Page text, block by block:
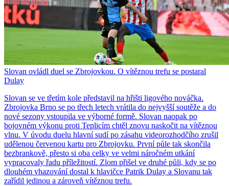
Slovan ovládl duel se Zbrojovkou. O vítěznou trefu se postaral
Dulay
Slovan se ve třetím kole představil na hřišti ligového nováčka.
Zbrojovka Brno se po třech letech vrátila do nejvyšší soutěže a do
nové sezony vstoupila ve výborné formě. Slovan naopak po
bojovném výkonu proti Teplicím chtěl znovu naskočit na vítěznou
vlnu. V úvodu duelu hlavní sudí po zásahu videorozhodčího zrušil
udělenou červenou kartu pro Zbrojovku. První půle tak skončila
bezbrankově, přesto si oba celky ve velmi náročném utkání
vypracovaly řadu příležitostí. Zlom přišel ve druhé půli, kdy se po
dlouhém vhazování dostal k hlavičce Patrik Dulay a Slovanu tak
zařídil jedinou a zároveň vítěznou trefu.